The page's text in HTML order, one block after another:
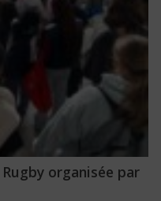
organisée par